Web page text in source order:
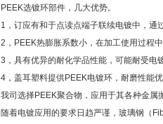
PEEK选镀环部件，几大优势。
1，订应有和于点读点端子联续电镀中，通
2，PEEK热膨胀系数小，在加工使用过程
3，具有优异的耐化学品性能，可能耐受电
4，盖耳塑料提供PEEK电镀环，耐磨性能优
我司选择PEEK聚合物，应用于其各种金属
随着电镀应用的要求日趋严谨，玻璃钢（